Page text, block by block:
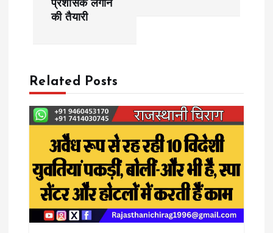
n
a
v
a
प्रशासक लगाने
की तैयारी
Related Posts